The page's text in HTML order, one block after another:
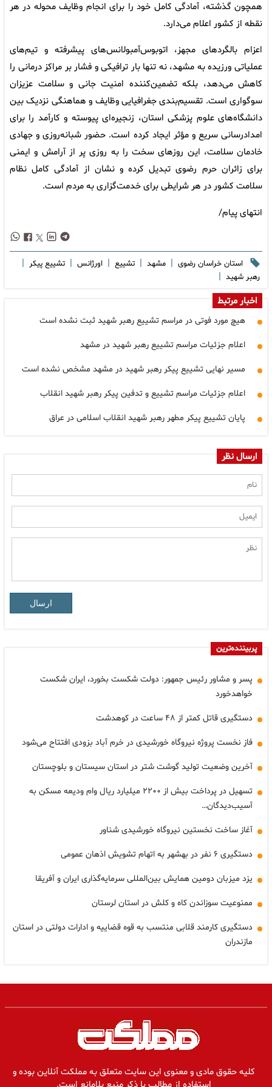
همچون گذشته، آمادگی کامل خود را برای انجام وظایف محوله در هر
نقطه از کشور اعلام می‌دارد.
اعزام بالگردهای مجهز، اتوبوس‌آمبولانس‌های پیشرفته و تیم‌های
عملیاتی ورزیده به مشهد، نه تنها بار ترافیکی و فشار بر مراکز درمانی را
کاهش می‌دهد، بلکه تضمین‌کننده امنیت جانی و سلامت عزیزان
سوگواری است. تقسیم‌بندی جغرافیایی وظایف و هماهنگی نزدیک بین
دانشگاه‌های علوم پزشکی استان، زنجیره‌ای پیوسته و کارآمد را برای
امدادرسانی سریع و مؤثر ایجاد کرده است. حضور شبانه‌روزی و جهادی
خادمان سلامت، این روزهای سخت را به روزی پر از آرامش و ایمنی
برای زائران حرم رضوی تبدیل کرده و نشان‌ از آمادگی کامل نظام
سلامت کشور در هر شرایطی برای خدمت‌گزاری به مردم است.
انتهای پیام/
استان خراسان رضوی | مشهد | تشییع | اورژانس | تشییع پیکر |
رهبر شهید |
اخبار مرتبط
هیچ مورد فوتی در مراسم تشییع رهبر شهید ثبت نشده است
اعلام جزئیات مراسم تشییع رهبر شهید در مشهد
مسیر نهایی تشییع پیکر رهبر شهید در مشهد مشخص نشده است
اعلام جزئیات مراسم تشییع و تدفین پیکر رهبر شهید انقلاب
پایان تشییع پیکر مطهر رهبر شهید انقلاب اسلامی در عراق
ارسال نظر
ارسال
پربیننده‌ترین
پسر و مشاور رئیس جمهور: دولت شکست بخورد، ایران شکست
خواهدخورد
دستگیری قاتل کمتر از ۴۸ ساعت در کوهدشت
فاز نخست پروژه نیروگاه خورشیدی در خرم آباد بزودی افتتاح می‌شود
آخرین وضعیت تولید گوشت شتر در استان سیستان و بلوچستان
تسهیل در پرداخت بیش از ۲۲۰۰ میلیارد ریال وام ودیعه مسکن به
آسیب‌دیدگان…
آغاز ساخت نخستین نیروگاه خورشیدی شناور
دستگیری ۶ نفر در بهشهر به اتهام تشویش اذهان عمومی
یزد میزبان دومین همایش بین‌المللی سرمایه‌گذاری ایران و آفریقا
ممنوعیت سوزاندن کاه و کلش در استان لرستان
دستگیری کارمند قلابی منتسب به قوه قضاییه و ادارات دولتی در استان
مازندران
کلیه حقوق مادی و معنوی این سایت متعلق به مملکت آنلاین بوده و